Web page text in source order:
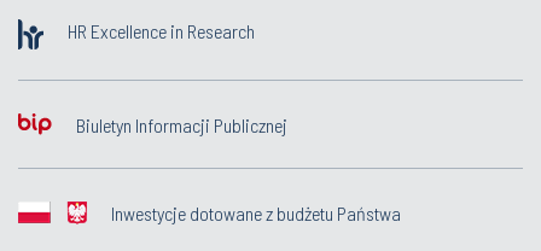
HR Excellence in Research
Biuletyn Informacji Publicznej
Inwestycje dotowane z budżetu Państwa